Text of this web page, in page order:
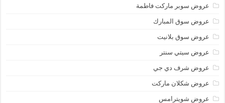
عروض سوبر ماركت فاطمة
عروض سوق المبارك
عروض سوق بلانيت
عروض سيتي سنتر
عروض شرف دي جي
عروض شكلان ماركت
عروض شويترامس